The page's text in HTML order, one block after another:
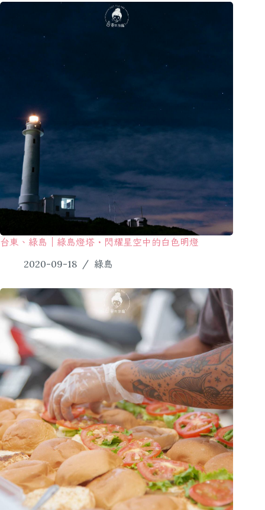
台東、綠島｜綠島燈塔・閃耀星空中的白色明燈
2020-09-18
綠島